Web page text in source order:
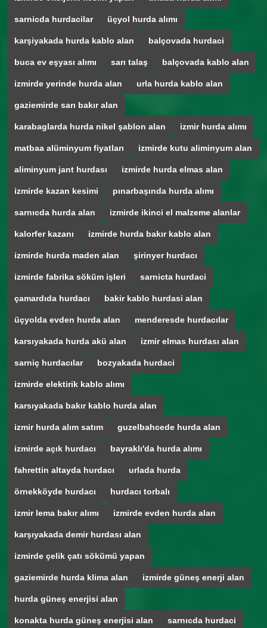
sarnicda hurdacilar üçyol hurda alımı
karşiyakada hurda kablo alan balçovada hurdaci
buca ev eşyası alımı sarı talaş balçovada kablo alan
izmirde yerinde hurda alan urla hurda kablo alan
gaziemirde sarı bakır alan
karabaglarda hurda nikel şablon alan izmir hurda alımı
matbaa alüminyum fiyatları izmirde kutu aliminyum alan
aliminyum jant hurdası izmirde hurda elmas alan
izmirde kazan kesimi pınarbaşında hurda alımı
sarnıcda hurda alan izmirde ikinci el malzeme alanlar
kalorfer kazanı izmirde hurda bakır kablo alan
izmirde hurda maden alan şirinyer hurdacı
izmirde fabrika söküm işleri sarnicta hurdaci
çamardıda hurdacı bakir kablo hurdasi alan
üçyolda evden hurda alan menderesde hurdacılar
karsıyakada hurda akü alan izmir elmas hurdası alan
sarniç hurdacılar bozyakada hurdaci
izmirde elektirik kablo alımı
karsıyakada bakır kablo hurda alan
izmir hurda alım satım guzelbahcede hurda alan
izmirde açık hurdacı bayraklı'da hurda alımı
fahrettin altayda hurdacı urlada hurda
örnekköyde hurdacı hurdacı torbalı
izmir lema bakır alımı izmirde evden hurda alan
karşıyakada demir hurdası alan
izmirde çelik çatı sökümü yapan
gaziemirde hurda klima alan izmirde güneş enerji alan
hurda güneş enerjisi alan
konakta hurda güneş enerjisi alan sarnıcda hurdaci